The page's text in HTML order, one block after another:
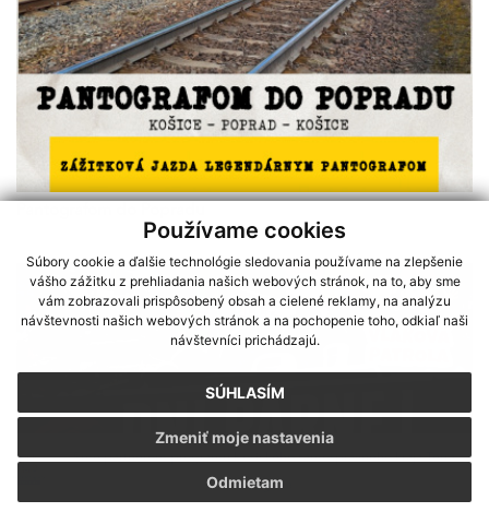
Používame cookies
Súbory cookie a ďalšie technológie sledovania používame na zlepšenie
vášho zážitku z prehliadania našich webových stránok, na to, aby sme
vám zobrazovali prispôsobený obsah a cielené reklamy, na analýzu
návštevnosti našich webových stránok a na pochopenie toho, odkiaľ naši
návštevníci prichádzajú.
SÚHLASÍM
Odmietam
Zmeniť moje nastavenia
Sme partnerom programu Košického samosprávneho kraja Terra
Incognita